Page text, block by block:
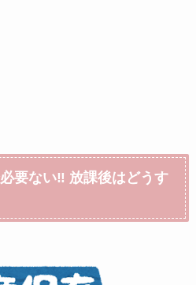
要ない‼︎ 放課後はどうす